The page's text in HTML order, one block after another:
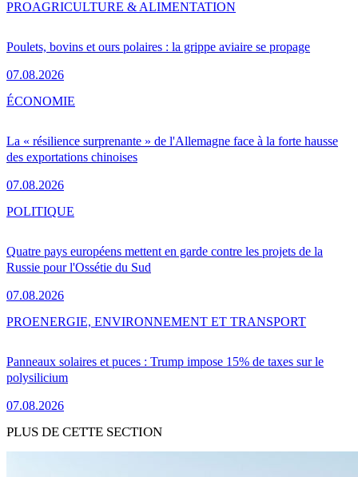
Poulets, bovins et ours polaires : la grippe aviaire se propage
07.08.2026
PROAGRICULTURE & ALIMENTATION
La « résilience surprenante » de l'Allemagne face à la forte hausse
des exportations chinoises
07.08.2026
ÉCONOMIE
Quatre pays européens mettent en garde contre les projets de la
Russie pour l'Ossétie du Sud
07.08.2026
POLITIQUE
Panneaux solaires et puces : Trump impose 15% de taxes sur le
polysilicium
07.08.2026
PROENERGIE, ENVIRONNEMENT ET TRANSPORT
PLUS DE CETTE SECTION